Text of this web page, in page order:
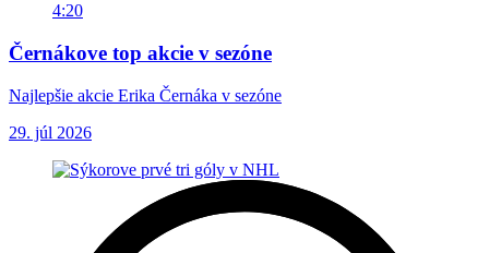
4:20
Černákove top akcie v sezóne
Najlepšie akcie Erika Černáka v sezóne
29. júl 2026